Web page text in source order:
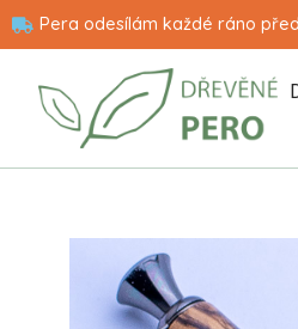
Pera odesílám každé ráno